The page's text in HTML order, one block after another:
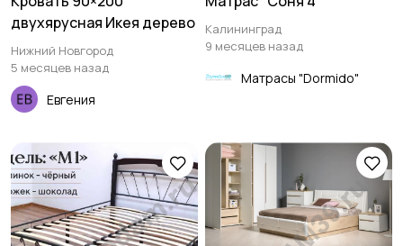
двухярусная Икея дерево
Нижний Новгород
5 месяцев назад
Евгения
Калининград
9 месяцев назад
Матрасы "Dormido"